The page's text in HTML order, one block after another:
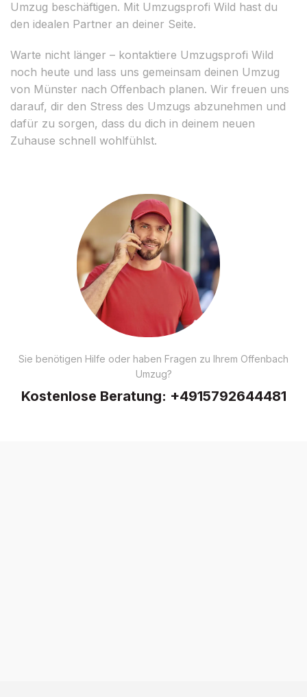
Umzug beschäftigen. Mit Umzugsprofi Wild hast du
den idealen Partner an deiner Seite.
Warte nicht länger – kontaktiere Umzugsprofi Wild
noch heute und lass uns gemeinsam deinen Umzug
von Münster nach Offenbach planen. Wir freuen uns
darauf, dir den Stress des Umzugs abzunehmen und
dafür zu sorgen, dass du dich in deinem neuen
Zuhause schnell wohlfühlst.
Sie benötigen Hilfe oder haben Fragen zu Ihrem Offenbach
Umzug?
Kostenlose Beratung: +4915792644481